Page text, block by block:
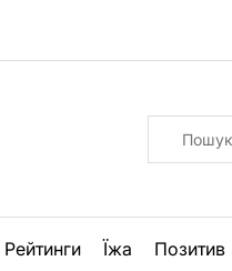
Рейтинги Їжа Позитив